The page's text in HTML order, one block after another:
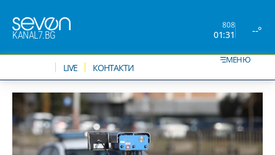
KANAL7.BG
808
01:31 --°
LIVE КОНТАКТИ
МЕНЮ